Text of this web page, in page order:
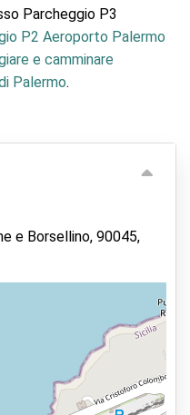
Parcheggio P3
P2 Aeroporto Palermo
e camminare
Palermo.
e Borsellino, 90045,